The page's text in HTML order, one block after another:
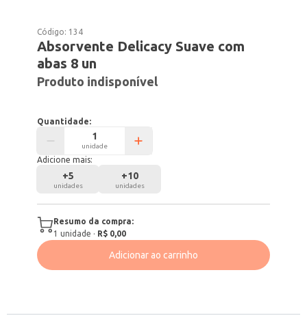
Código: 134
Absorvente Delicacy Suave com
abas 8 un
Produto indisponível
Quantidade:
unidade
Adicione mais:
+5
unidades
+10
unidades
Resumo da compra:
1 unidade · R$ 0,00
Adicionar ao carrinho